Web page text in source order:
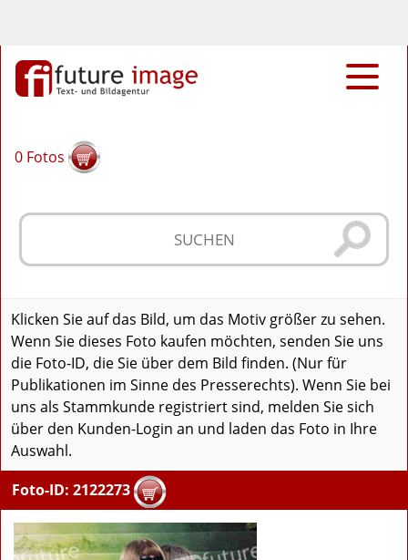
0 Fotos
Klicken Sie auf das Bild, um das Motiv größer zu sehen.
Wenn Sie dieses Foto kaufen möchten, senden Sie uns
die Foto-ID, die Sie über dem Bild finden. (Nur für
Publikationen im Sinne des Presserechts). Wenn Sie bei
uns als Stammkunde registriert sind, melden Sie sich
über den Kunden-Login an und laden das Foto in Ihre
Auswahl.
Foto-ID: 2122273